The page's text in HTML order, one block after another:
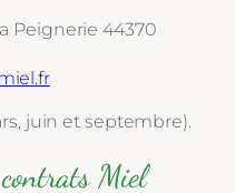
Peignerie 44370
juin et septembre).
Miel